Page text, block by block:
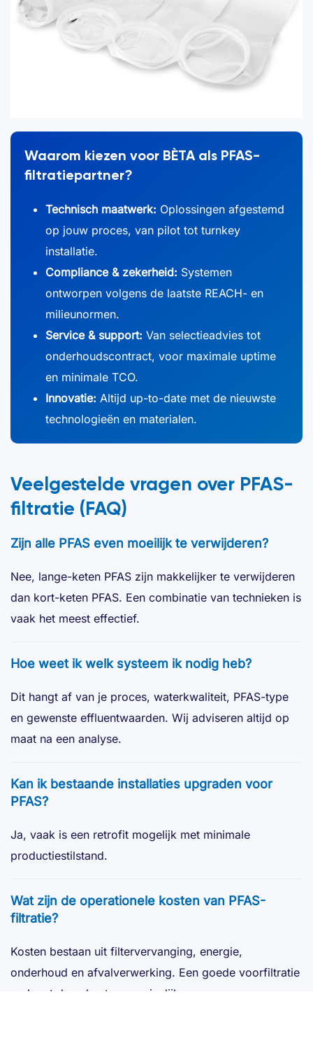
Waarom kiezen voor BÈTA als PFAS-
filtratiepartner?
Technisch maatwerk: Oplossingen afgestemd
op jouw proces, van pilot tot turnkey
installatie.
Compliance & zekerheid: Systemen
ontworpen volgens de laatste REACH- en
milieunormen.
Service & support: Van selectieadvies tot
onderhoudscontract, voor maximale uptime
en minimale TCO.
Innovatie: Altijd up-to-date met de nieuwste
technologieën en materialen.
Veelgestelde vragen over PFAS-
filtratie (FAQ)
Zijn alle PFAS even moeilijk te verwijderen?
Nee, lange-keten PFAS zijn makkelijker te verwijderen
dan kort-keten PFAS. Een combinatie van technieken is
vaak het meest effectief.
Hoe weet ik welk systeem ik nodig heb?
Dit hangt af van je proces, waterkwaliteit, PFAS-type
en gewenste effluentwaarden. Wij adviseren altijd op
maat na een analyse.
Kan ik bestaande installaties upgraden voor
PFAS?
Ja, vaak is een retrofit mogelijk met minimale
productiestilstand.
Wat zijn de operationele kosten van PFAS-
filtratie?
Kosten bestaan uit filtervervanging, energie,
onderhoud en afvalverwerking. Een goede voorfiltratie
verlaagt deze kosten aanzienlijk.